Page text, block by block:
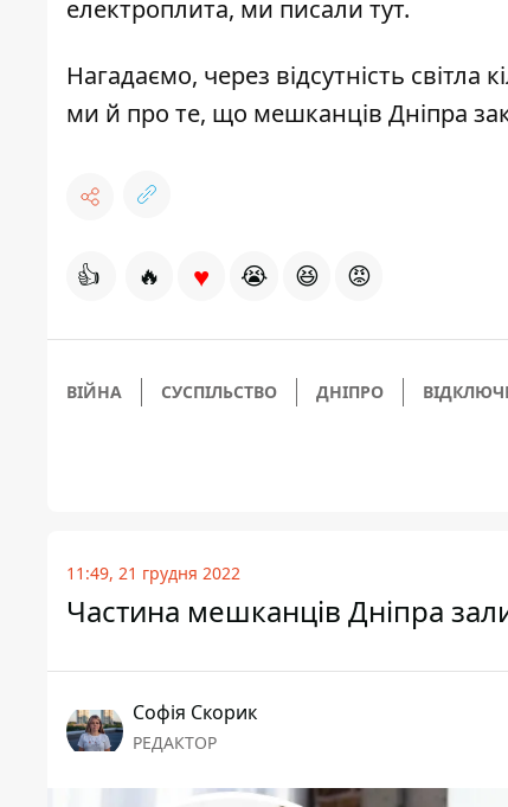
електроплита, ми писали тут.
Нагадаємо, через відсутність
ми й про те, що мешканців Дніпра
👍 🔥 ♥ 😭 😆 😡
ВІЙНА СУСПІЛЬСТВО ДНІПРО
11:49, 21 грудня 2022
Частина мешканців Дніпра
Софія Скорик
РЕДАКТОР